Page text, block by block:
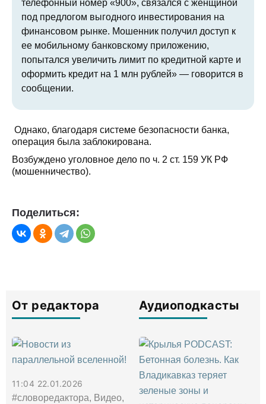
телефонный номер «900», связался с женщиной
под предлогом выгодного инвестирования на
финансовом рынке. Мошенник получил доступ к
ее мобильному банковскому приложению,
попытался увеличить лимит по кредитной карте и
оформить кредит на 1 млн рублей» — говорится в
сообщении.
Однако, благодаря системе безопасности банка,
операция была заблокирована.
Возбуждено уголовное дело по ч. 2 ст. 159 УК РФ
(мошенничество).
Поделиться:
От редактора
11:04 22.01.2026
#словоредактора, Видео,
Аудиоподкасты